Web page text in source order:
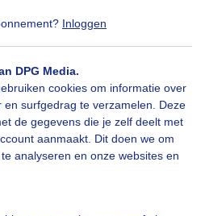
Inloggen
DPG Media.
cookies om informatie over
surfgedrag te verzamelen. Deze
de gegevens die je zelf deelt met
aanmaakt. Dit doen we om
analyseren en onze websites en
geduld aub...